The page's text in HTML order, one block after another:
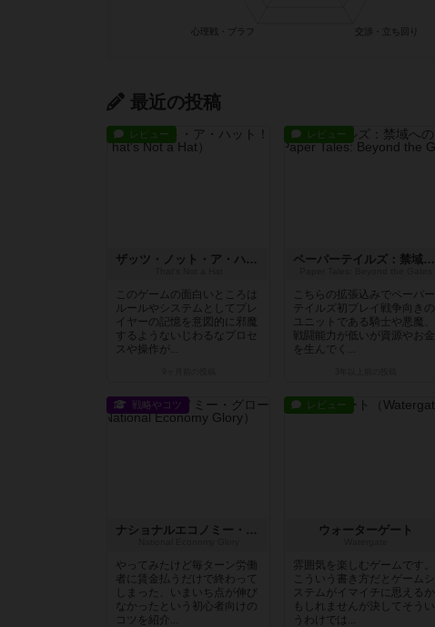
最近の投稿
レビュー
ザッツ・ノット・ア・ハット！
このゲームの面白いところは
ルールやシステムとしてプレ
イヤーの記憶を意図的に邪魔
するようないじわるなプロセ
スや操作が...
レビュー
ペーパーテイルズ：禁域への門
こちらの拡張込みでペーパー
テイルズ初プレイ戦争向きの
ユニットである騎士や悪魔、
戦闘能力が低いが資源やお金
を生んでく...
戦略やコツ
ナショナルエコノミー・グローリー
やってみたけど毎ターン労働
者に賃金払うだけで終わって
しまった、いまいち点が伸び
なかったという初心者向けの
コツを紹介...
レビュー
ウォーターゲート
雰囲気を楽しむゲームです。
こういう書き方だとゲームシ
ステムがイマイチに思えるか
もしれませんが決してそうい
うわけでは...